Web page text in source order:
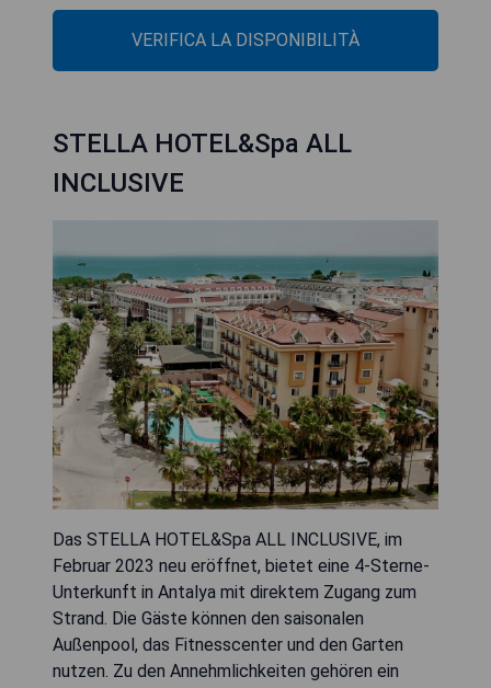
VERIFICA LA DISPONIBILITÀ
STELLA HOTEL&Spa ALL
INCLUSIVE
Das STELLA HOTEL&Spa ALL INCLUSIVE, im
Februar 2023 neu eröffnet, bietet eine 4-Sterne-
Unterkunft in Antalya mit direktem Zugang zum
Strand. Die Gäste können den saisonalen
Außenpool, das Fitnesscenter und den Garten
nutzen. Zu den Annehmlichkeiten gehören ein